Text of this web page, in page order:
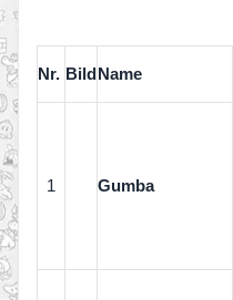
Nr. BildName
1 Gumba